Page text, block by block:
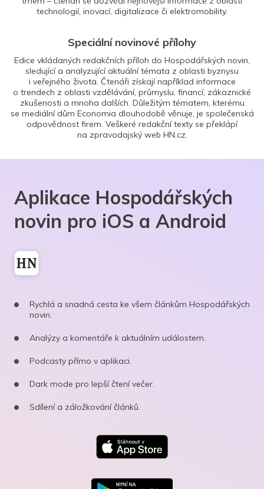
technologií, inovací, digitalizace či elektromobility.
Speciální novinové přílohy
Edice vkládaných redakčních příloh do Hospodářských novin,
sledující a analyzující aktuální témata z oblasti byznysu
i veřejného života. Čtenáři získají například informace
o trendech z oblasti vzdělávání, průmyslu, financí, zákaznické
zkušenosti a mnoha dalších. Důležitým tématem, kterému
se mediální dům Economia dlouhodobě věnuje, je společenská
odpovědnost firem. Veškeré redakční texty se překlápí
na zpravodajský web HN.cz.
Aplikace Hospodářských
novin pro iOS a Android
Rychlá a snadná cesta ke všem článkům Hospodářských
novin.
Analýzy a komentáře k aktuálním událostem.
Podcasty přímo v aplikaci.
Dark mode pro lepší čtení večer.
Sdílení a záložkování článků.